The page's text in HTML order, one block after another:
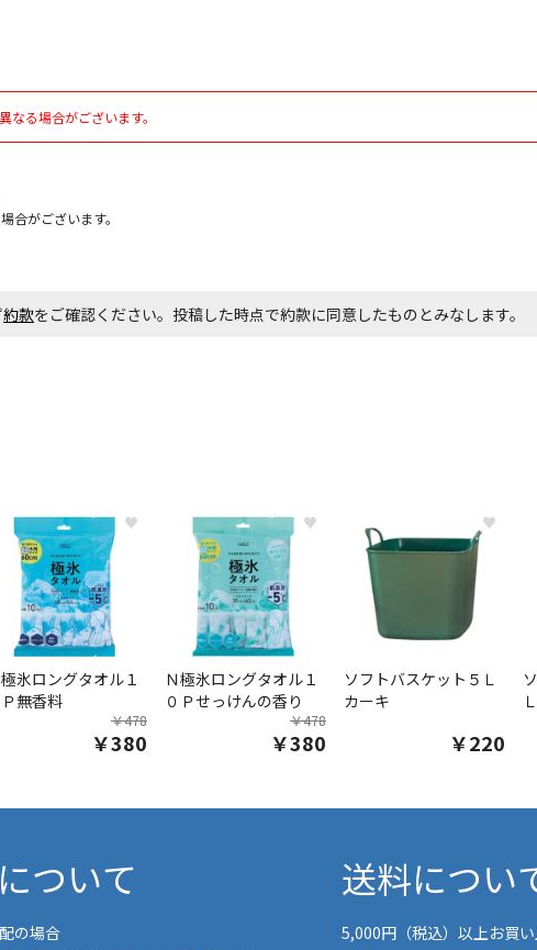
る場合がございます。
がございます。
約款をご確認ください。投稿した時点で約款に同意したものとみなします
♥
氷ロングタオル１
Ｐ無香料
￥478
￥380
♥
Ｎ極氷ロングタオル１
０Ｐせっけんの香り
￥478
￥380
♥
ソフトバスケット５Ｌ
カーキ
￥220
ついて
の場合
送料につい
5,000円（税込）以上お買